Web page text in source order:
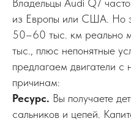
Владельцы Audi Q7
из Европы или США. Но
50–60 тыс. км реально
тыс., плюс непонятные
предлагаем двигатели с
причинам:
Ресурс. Вы получаете
сальников и цепей.